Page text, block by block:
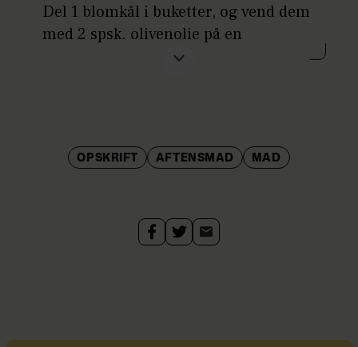
Del 1 blomkål i buketter, og vend dem
med 2 spsk. olivenolie på en
bageplade med bagepapir. Bag dem i
chiliflager, salt og peber.
OPSKRIFT AFTENSMAD MAD